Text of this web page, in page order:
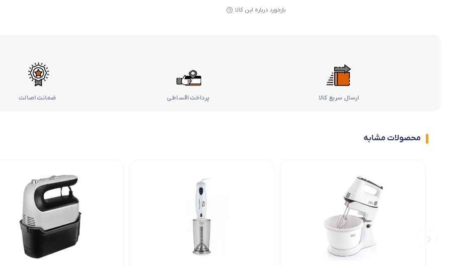
بازخورد درباره این کالا
ارسال سریع کالا پرداخت اقساطی ضمانت اصالت
محصولات مشابه